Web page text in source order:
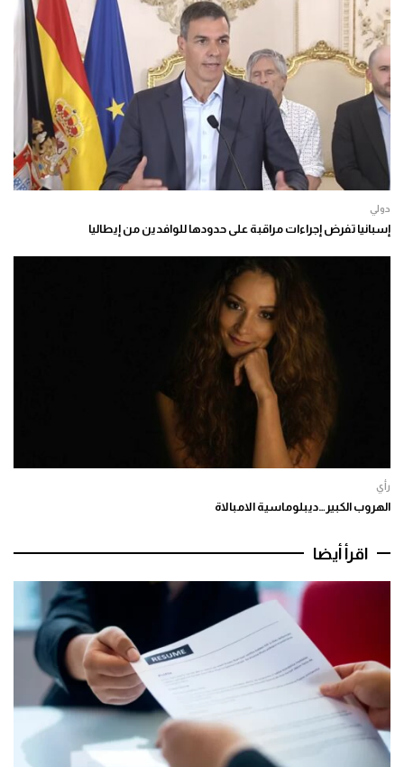
دولي
إسبانيا تفرض إجراءات مراقبة على حدودها للوافدين من إيطاليا
رأي
الهروب الكبير…ديبلوماسية الامبالاة
اقرأ أيضا